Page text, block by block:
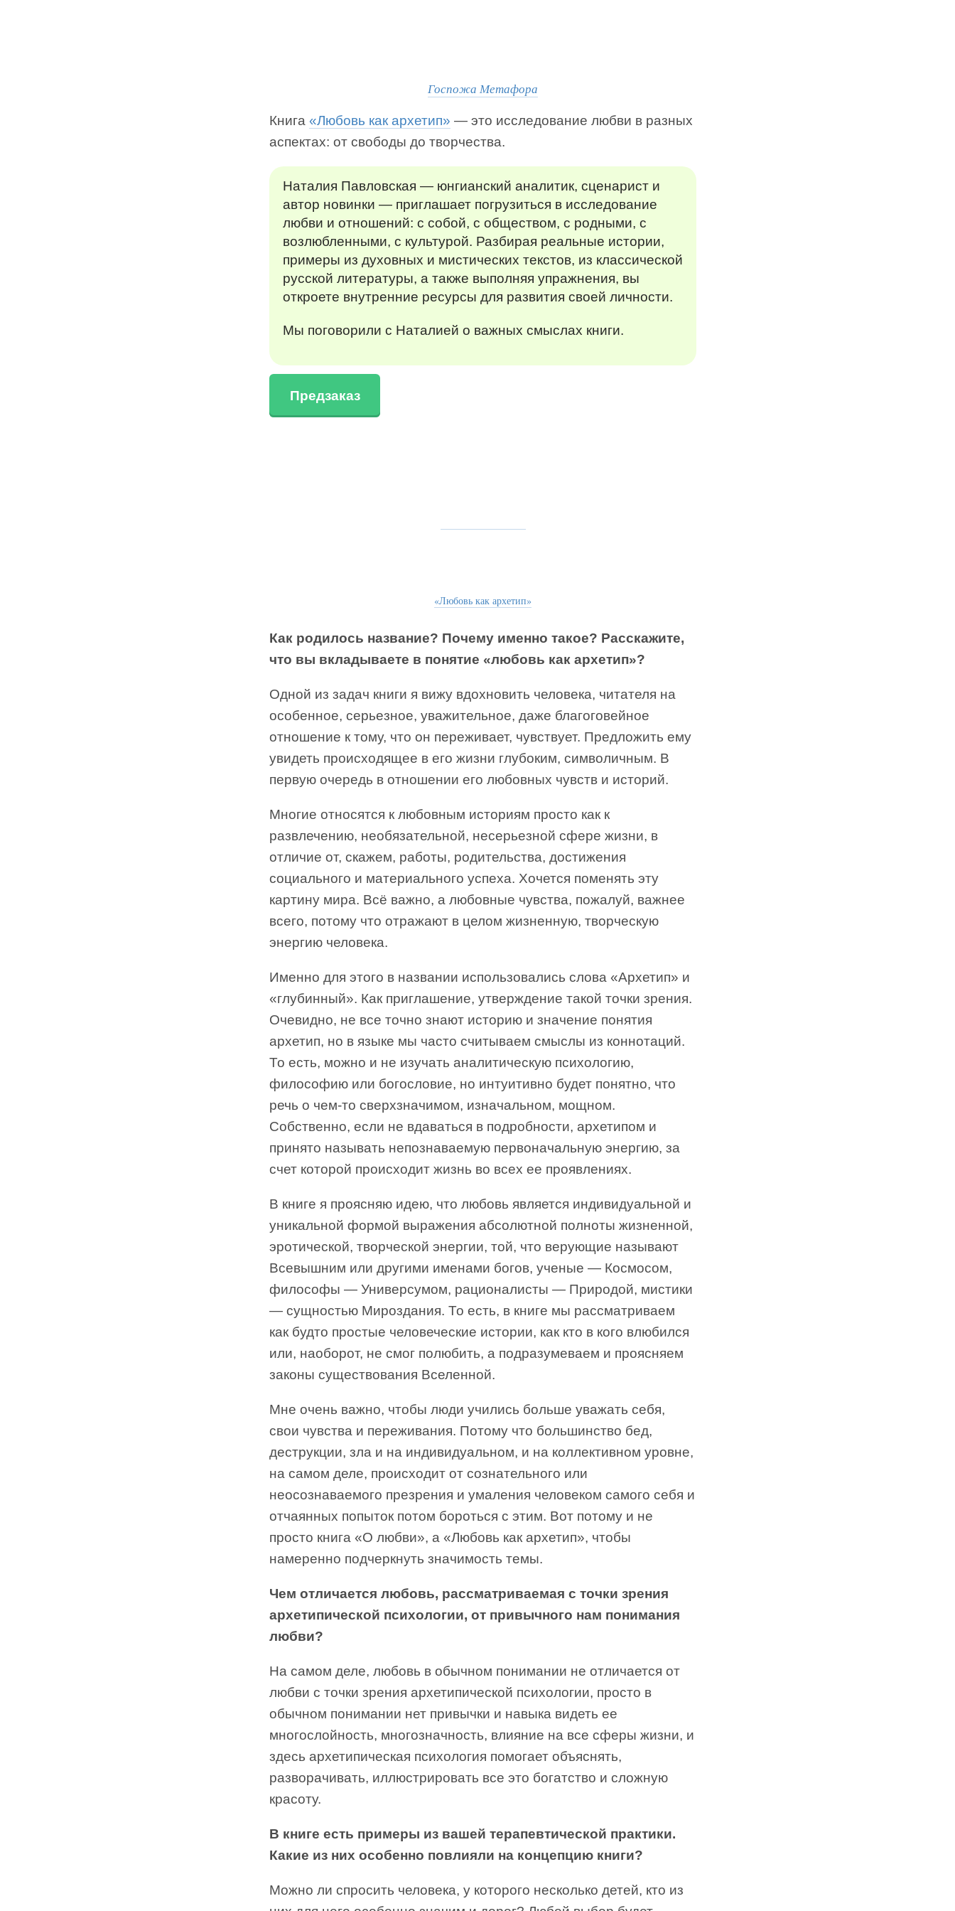
Госпожа Метафора
Книга «Любовь как архетип» — это исследование любви в разных
аспектах: от свободы до творчества.
Наталия Павловская — юнгианский аналитик, сценарист и
автор новинки — приглашает погрузиться в исследование
любви и отношений: с собой, с обществом, с родными, с
возлюбленными, с культурой. Разбирая реальные истории,
примеры из духовных и мистических текстов, из классической
русской литературы, а также выполняя упражнения, вы
откроете внутренние ресурсы для развития своей личности.
Мы поговорили с Наталией о важных смыслах книги.
Предзаказ
«Любовь как архетип»
Как родилось название? Почему именно такое? Расскажите,
что вы вкладываете в понятие «любовь как архетип»?
Одной из задач книги я вижу вдохновить человека, читателя на
особенное, серьезное, уважительное, даже благоговейное
отношение к тому, что он переживает, чувствует. Предложить ему
увидеть происходящее в его жизни глубоким, символичным. В
первую очередь в отношении его любовных чувств и историй.
Многие относятся к любовным историям просто как к
развлечению, необязательной, несерьезной сфере жизни, в
отличие от, скажем, работы, родительства, достижения
социального и материального успеха. Хочется поменять эту
картину мира. Всё важно, а любовные чувства, пожалуй, важнее
всего, потому что отражают в целом жизненную, творческую
энергию человека.
Именно для этого в названии использовались слова «Архетип» и
«глубинный». Как приглашение, утверждение такой точки зрения.
Очевидно, не все точно знают историю и значение понятия
архетип, но в языке мы часто считываем смыслы из коннотаций.
То есть, можно и не изучать аналитическую психологию,
философию или богословие, но интуитивно будет понятно, что
речь о чем-то сверхзначимом, изначальном, мощном.
Собственно, если не вдаваться в подробности, архетипом и
принято называть непознаваемую первоначальную энергию, за
счет которой происходит жизнь во всех ее проявлениях.
В книге я проясняю идею, что любовь является индивидуальной и
уникальной формой выражения абсолютной полноты жизненной,
эротической, творческой энергии, той, что верующие называют
Всевышним или другими именами богов, ученые — Космосом,
философы — Универсумом, рационалисты — Природой, мистики
— сущностью Мироздания. То есть, в книге мы рассматриваем
как будто простые человеческие истории, как кто в кого влюбился
или, наоборот, не смог полюбить, а подразумеваем и проясняем
законы существования Вселенной.
Мне очень важно, чтобы люди учились больше уважать себя,
свои чувства и переживания. Потому что большинство бед,
деструкции, зла и на индивидуальном, и на коллективном уровне,
на самом деле, происходит от сознательного или
неосознаваемого презрения и умаления человеком самого себя и
отчаянных попыток потом бороться с этим. Вот потому и не
просто книга «О любви», а «Любовь как архетип», чтобы
намеренно подчеркнуть значимость темы.
Чем отличается любовь, рассматриваемая с точки зрения
архетипической психологии, от привычного нам понимания
любви?
На самом деле, любовь в обычном понимании не отличается от
любви с точки зрения архетипической психологии, просто в
обычном понимании нет привычки и навыка видеть ее
многослойность, многозначность, влияние на все сферы жизни, и
здесь архетипическая психология помогает объяснять,
разворачивать, иллюстрировать все это богатство и сложную
красоту.
В книге есть примеры из вашей терапевтической практики.
Какие из них особенно повлияли на концепцию книги?
Можно ли спросить человека, у которого несколько детей, кто из